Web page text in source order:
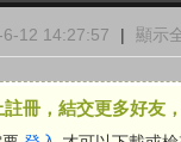
12 14:27:57 | 顯示
註冊，結交更多好友